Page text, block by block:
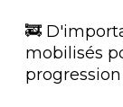
🚒
mobilisés